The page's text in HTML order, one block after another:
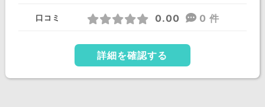
口コミ 0.00 0 件
詳細を確認する